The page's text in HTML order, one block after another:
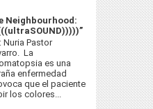
Neighbourhood:
Nuria Pastor
La
es una
enfermedad
que el paciente
los colores...